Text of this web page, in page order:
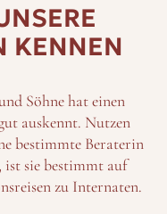
KENNEN
Söhne hat einen
auskennt. Nutzen
bestimmte Beraterin
sie bestimmt auf
zu Internaten.